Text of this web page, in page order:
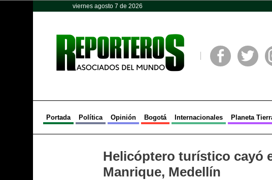
viernes agosto 7 de 2026
Portada Política Opinión Bogotá Internacionales Planeta
Helicóptero turístico cayó
Manrique, Medellín
Opinión Política